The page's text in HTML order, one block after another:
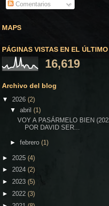
Comentarios
MAPS
PÁGINAS VISTAS EN EL
16,619
Archivo del blog
▼ 2026 (2)
▼ abril (1)
VOY A PASÁRMELO BIEN
POR DAVID SER...
► febrero (1)
► 2025 (4)
► 2024 (2)
► 2023 (5)
► 2022 (3)